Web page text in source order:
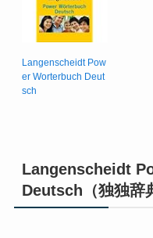
Langenscheidt Pow
er Worterbuch Deut
sch
Langenscheidt
Deutsch（独独辞